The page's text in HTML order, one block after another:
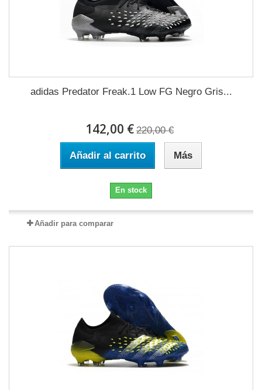
adidas Predator Freak.1 Low FG Negro Gris...
142,00 € 220,00 €
Añadir al carrito Más
En stock
Añadir para comparar